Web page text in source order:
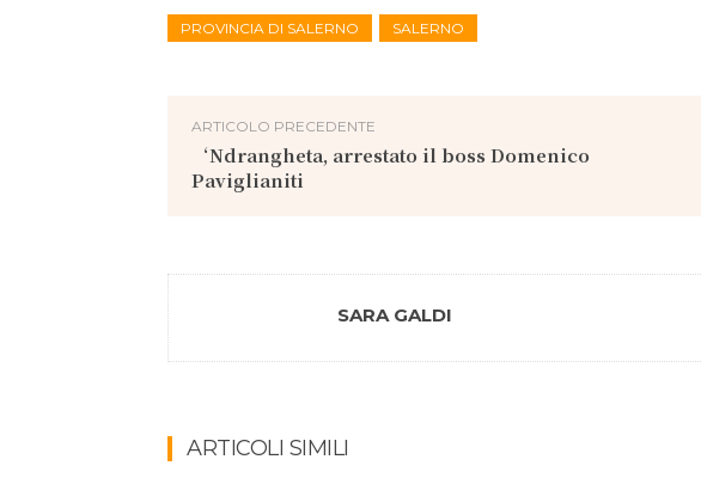
PROVINCIA DI SALERNO SALERNO
ARTICOLO PRECEDENTE
‘Ndrangheta, arrestato il boss Domenico
Paviglianiti
SARA GALDI
ARTICOLI SIMILI